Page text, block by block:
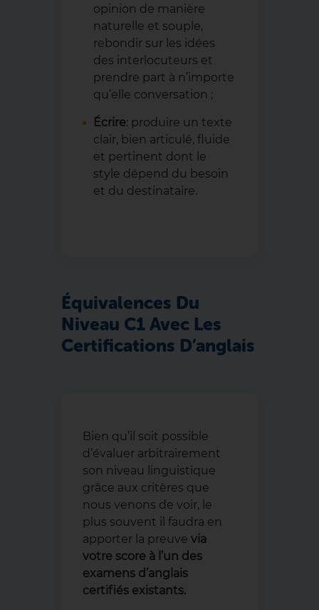
opinion de manière
naturelle et souple,
rebondir sur les idées
des interlocuteurs et
prendre part à n’importe
qu’elle conversation ;
Écrire: produire un texte
clair, bien articulé, fluide
et pertinent dont le
style dépend du besoin
et du destinataire.
Équivalences Du
Niveau C1 Avec Les
Certifications D’anglais
Bien qu’il soit possible
d’évaluer arbitrairement
son niveau linguistique
grâce aux critères que
nous venons de voir, le
plus souvent il faudra en
apporter la preuvevia
votre score à l’un des
examens d’anglais
certifiés existants.